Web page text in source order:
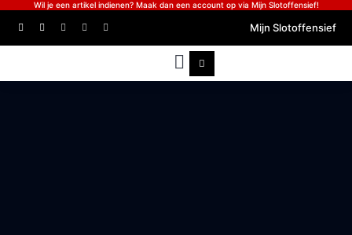
Wil je een artikel indienen? Maak dan een account op via Mijn Slotoffensief!
Mijn Slotoffensief